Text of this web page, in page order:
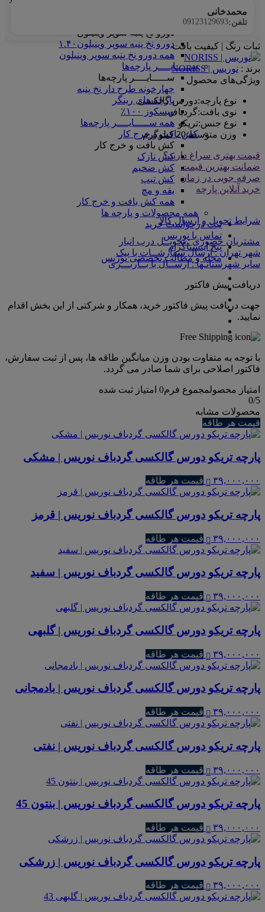
دورو نخ پنبه سوپر وینیلون
دورو نخ پنبه سوپر وینیلون
دورو نخ پنبه سوپر وینیلون۱.۴۰
همه دورو نخ پنبه سوپر وینیلون
ســـــایــــر پارچه‌ها
ســـــایــــر پارچه‌ها
چهارخونه طرح دار نخ پنبه
پارچه های رینگر
ویسکوز ۱۰۰٪
همه ســـــایــــر پارچه‌ها
کش بافت و خرج کار
کش بافت و خرج کار
کش نازک
کش ضخیم
کش تیپ
یقه و مچ
همه کش بافت و خرج کار
همه محصولات و پارچه ها
ثبت درخواست خرید
تماس با نوریس
پیج اینستاگرام
مجله و مطالب تخصصی نوریس
محمدخانی
تلفن:09123129693
ثبات رنگ | کیفیت بافت
برند : نوریس | NORISS
ویژگی‌های محصول
نوع پارچه:دورس گالکسی
نوی بافت:گردباف
نوع جنس:تریکو
وزن متوسط:20 کیلوگرم
قیمت بهتری سراغ دارید؟
ضمانت بهترین قیمت
صرفه جویی در زمان
خرید آنلاین پارچه
شرایط تحویل و ارسال کالا
مشتریان حضوری : تحویــل درب انبار
شهر تهران : ارسال سفارشــات با پیک
سایر شهرستانـها : ارســال با بــاربـــری
دریافت پیش فاکتور
جهت دریافت پیش فاکتور خرید، همکار و شرکتی از این بخش اقدام
نمایید.
با توجه به متفاوت بودن وزن میانگین طاقه ها، پس از ثبت سفارش،
فاکتور اصلاحی برای شما صادر می گردد.
امتیاز محصولمجموع فرم0 امتیاز ثبت شده
0/5
محصولات مشابه
قیمت هر طاقه
پارچه تریکو دورس گالکسی گردباف نوریس | مشکی
۳۹,۰۰۰,۰۰۰ قیمت هر طاقه
پارچه تریکو دورس گالکسی گردباف نوریس | قرمز
۳۹,۰۰۰,۰۰۰ قیمت هر طاقه
پارچه تریکو دورس گالکسی گردباف نوریس | سفید
۳۹,۰۰۰,۰۰۰ قیمت هر طاقه
پارچه تریکو دورس گالکسی گردباف نوریس | گلبهی
۳۹,۰۰۰,۰۰۰ قیمت هر طاقه
پارچه تریکو دورس گالکسی گردباف نوریس | بادمجانی
۳۹,۰۰۰,۰۰۰ قیمت هر طاقه
پارچه تریکو دورس گالکسی گردباف نوریس | نفتی
۳۹,۰۰۰,۰۰۰ قیمت هر طاقه
پارچه تریکو دورس گالکسی گردباف نوریس | بنتون 45
۳۹,۰۰۰,۰۰۰ قیمت هر طاقه
پارچه تریکو دورس گالکسی گردباف نوریس | زرشکی
۳۹,۰۰۰,۰۰۰ قیمت هر طاقه